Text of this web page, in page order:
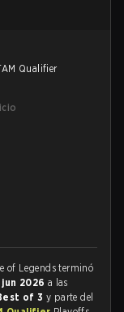
Qualifier
of Legends terminó
jun 2026 a las
of 3y parte del